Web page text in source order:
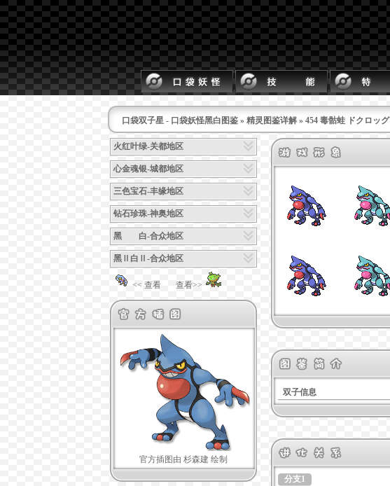
口袋双子星 - 口袋妖怪黑白图鉴 » 精灵图鉴详解 » 454 毒骷蛙 ドクロッグ
火红叶绿-关都地区
心金魂银-城都地区
三色宝石-丰缘地区
钻石珍珠-神奥地区
黑 白-合众地区
黑Ⅱ白Ⅱ-合众地区
<< 查看 查看>>
官方插图由 杉森建 绘制
双子信息
分支1